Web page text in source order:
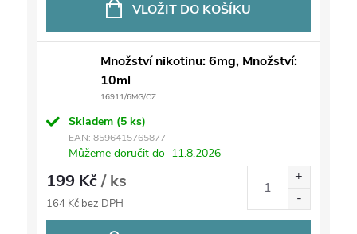
VLOŽIT DO KOŠÍKU
Množství nikotinu: 6mg, Množství:
10ml
16911/6MG/CZ
Skladem (5 ks)
EAN: 8596415765877
Můžeme doručit do 11.8.2026
199 Kč/ ks
164 Kč bez DPH